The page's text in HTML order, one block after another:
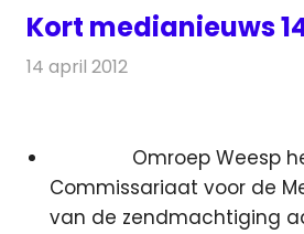
Kort medianieuws
14 april 2012
Omroep Weesp
Commissariaat voor de
van de zendmachtiging